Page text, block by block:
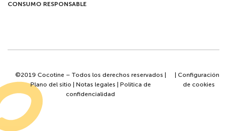
CONSUMO RESPONSABLE
©2019 Cocotine – Todos los derechos reservados |
Plano del sitio
Notas legales
Politica de
confidencialidad
Configuración
de cookies